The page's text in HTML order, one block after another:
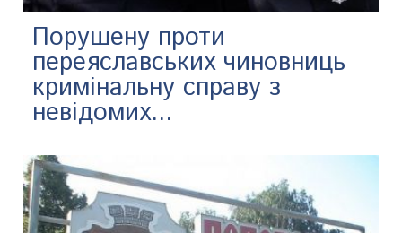
Порушену проти
переяславських чиновниць
кримінальну справу з
невідомих...